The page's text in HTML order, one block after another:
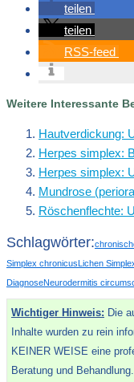
teilen
teilen
RSS-feed
Weitere Interessante
Hautverdickung:
Herpes simplex:
Herpes simplex:
Mundrose
Röschenflechte:
Schlagwörter:
Simplex chronicusLichen
DiagnoseNeurodermitis
Wichtiger Hinweis: Die
Inhalte wurden zu rein
KEINER WEISE eine
Beratung und